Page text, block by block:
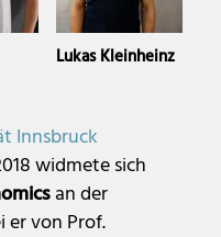
Lukas Kleinheinz
Innsbruck
widmete sich
an der
er von Prof.